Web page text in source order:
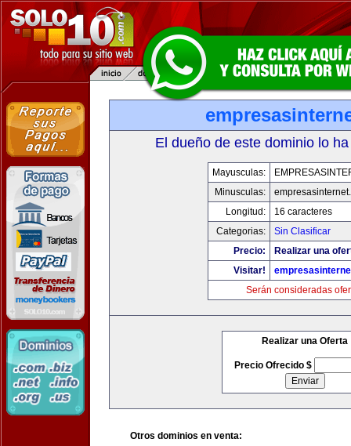
El dueño de este dominio lo
Mayusculas:
Minusculas:
Longitud:
16 caracteres
Categorias:
Sin Clasificar
Precio:
Realizar una
Visitar!
Serán consideradas
Realizar una Oferta
Precio Ofrecido $
Otros dominios en venta: